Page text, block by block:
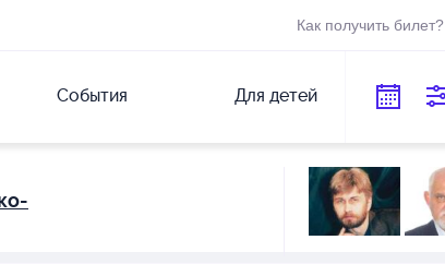
Как получить билет?
События Для детей